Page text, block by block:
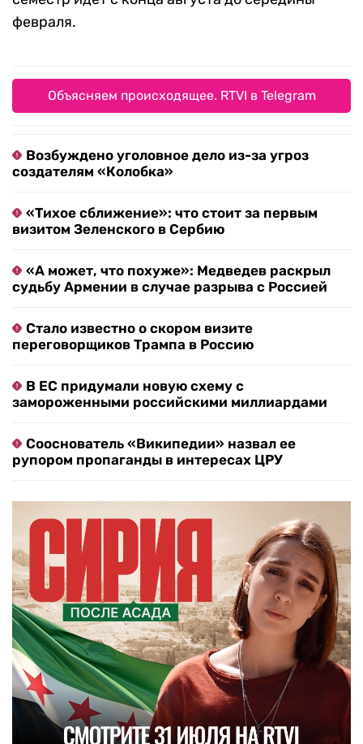
февраля.
Объясняем происходящее. RTVI в Telegram
Возбуждено уголовное дело из-за угроз
создателям «Колобка»
«Тихое сближение»: что стоит за первым
визитом Зеленского в Сербию
«А может, что похуже»: Медведев раскрыл
судьбу Армении в случае разрыва с Россией
Стало известно о скором визите
переговорщиков Трампа в Россию
В ЕС придумали новую схему с
замороженными российскими миллиардами
Сооснователь «Википедии» назвал ее
рупором пропаганды в интересах ЦРУ